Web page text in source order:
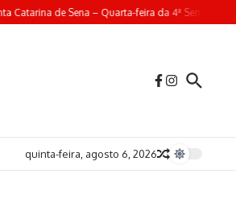
de Sena – Quarta-feira da 4ª Semana da
quinta-feira, agosto 6, 2026